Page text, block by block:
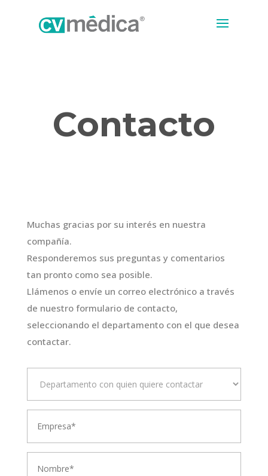
Contacto
Muchas gracias por su interés en nuestra
compañía.
Responderemos sus preguntas y comentarios
tan pronto como sea posible.
Llámenos o envíe un correo electrónico a través
de nuestro formulario de contacto,
seleccionando el departamento con el que desea
contactar.